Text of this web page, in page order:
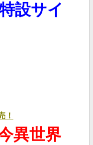
設サイ
！
異世界